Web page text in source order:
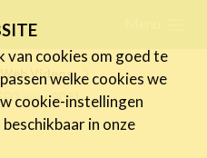
Videos
pour 2021
van cookies om goed te
welke cookies we
cookie-instellingen
in onze